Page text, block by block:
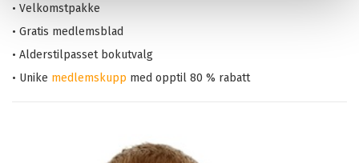
• Velkomstpakke
• Gratis medlemsblad
• Alderstilpasset bokutvalg
• Unike medlemskupp med opptil 80 % rabatt